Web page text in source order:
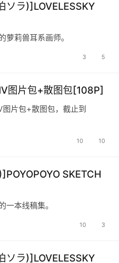
ラ)]LOVELESSKY
莉兽耳系画师。
3 5
图片包+散图包[108P]
片包+散图包，截止到
10 10
SKETCH
本线稿集。
10 3
ラ)]LOVELESSKY